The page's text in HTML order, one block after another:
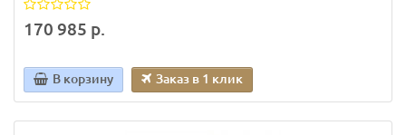
170 985 р.
В корзину Заказ в 1 клик